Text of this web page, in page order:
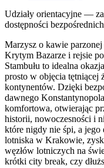
Udziały orientacyjne —
dostępności
Marzysz o kawie
Krytym Bazarze i rejsie
Stambułu to idealna
prosto w objęcia tętniącej
kontynentów. Dzięki
dawnego
komfortowa, otwierając
historii, nowoczesności i
które nigdy nie śpi, a jego
lotniska w Krakowie,
węzłów lotniczych na
krótki city break, czy